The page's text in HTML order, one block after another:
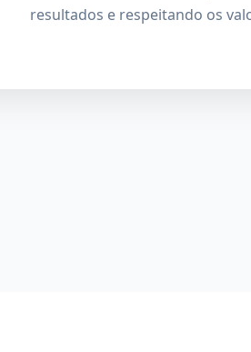
resultados e respeitando os